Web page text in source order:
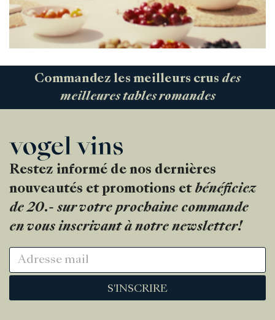
Commandez les meilleurs crus des
meilleures tables romandes
Restez informé de nos dernières
nouveautés et promotions et bénéficiez
de 20.- sur votre prochaine commande
en vous inscrivant à notre newsletter!
S'INSCRIRE